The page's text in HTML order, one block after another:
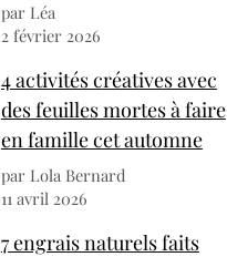
par Léa
2 février 2026
4 activités créatives avec
des feuilles mortes à faire
en famille cet automne
par Lola Bernard
11 avril 2026
7 engrais naturels faits